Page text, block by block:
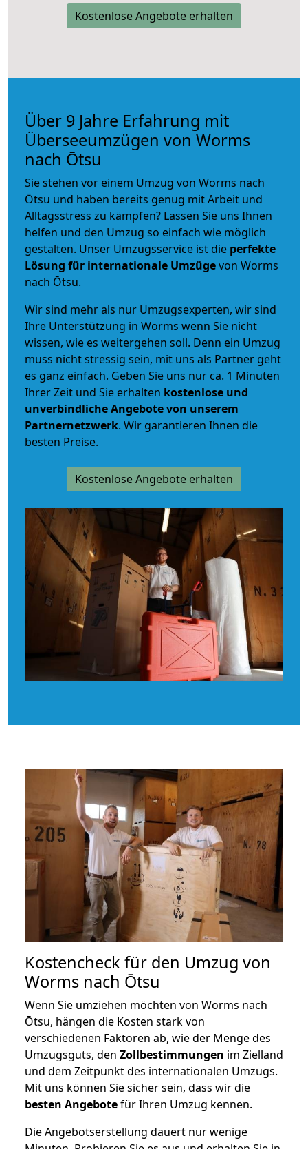
Kostenlose Angebote erhalten
Über 9 Jahre Erfahrung mit
Überseeumzügen von Worms
nach Ōtsu
Sie stehen vor einem Umzug von Worms nach
Ōtsu und haben bereits genug mit Arbeit und
Alltagsstress zu kämpfen? Lassen Sie uns Ihnen
helfen und den Umzug so einfach wie möglich
gestalten. Unser Umzugsservice ist die perfekte
Lösung für internationale Umzügevon Worms
nach Ōtsu.
Wir sind mehr als nur Umzugsexperten, wir sind
Ihre Unterstützung in Worms wenn Sie nicht
wissen, wie es weitergehen soll. Denn ein Umzug
muss nicht stressig sein, mit uns als Partner geht
es ganz einfach. Geben Sie uns nur ca. 1 Minuten
Ihrer Zeit und Sie erhalten kostenlose und
unverbindlicheAngebote von unserem
Partnernetzwerk. Wir garantieren Ihnen die
besten Preise.
Kostenlose Angebote erhalten
Kostencheck für den Umzug von
Worms nach Ōtsu
Wenn Sie umziehen möchten von Worms nach
Ōtsu, hängen die Kosten stark von
verschiedenen Faktoren ab, wie der Menge des
Umzugsguts, den Zollbestimmungen im Zielland
und dem Zeitpunkt des internationalen Umzugs.
Mit uns können Sie sicher sein, dass wir die
besten Angebotefür Ihren Umzug kennen.
Die Angebotserstellung dauert nur wenige